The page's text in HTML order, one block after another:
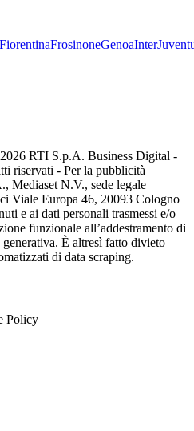
FiorentinaFrosinoneGenoaInter
2026 RTI S.p.A. Business Digital -
riservati - Per la pubblicità
Mediaset N.V., sede legale
Viale Europa 46, 20093 Cologno
e ai dati personali trasmessi e/o
funzionale all’addestramento di
È altresì fatto divieto
di data scraping.
Policy